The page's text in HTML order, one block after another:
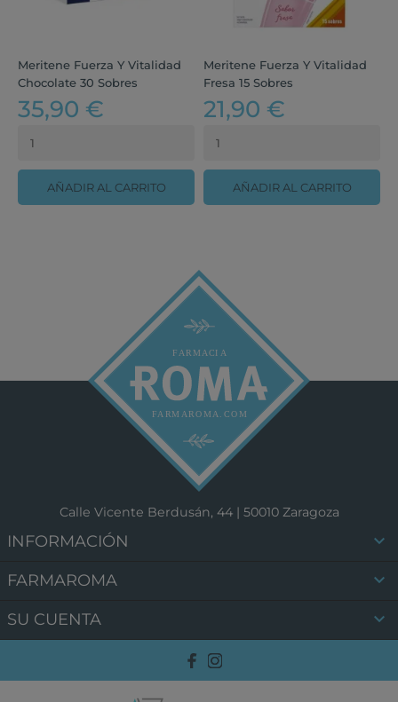
Meritene Fuerza Y Vitalidad
Chocolate 30 Sobres
35,90 €
AÑADIR AL CARRITO
Meritene Fuerza Y Vitalidad
Fresa 15 Sobres
21,90 €
AÑADIR AL CARRITO
Calle Vicente Berdusán, 44 | 50010 Zaragoza
INFORMACIÓN 
FARMAROMA 
SU CUENTA 